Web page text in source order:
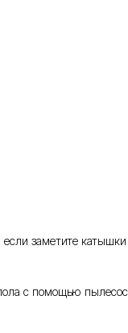
заметите катышки
с помощью